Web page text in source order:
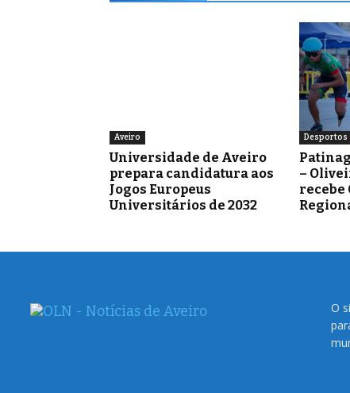
Aveiro
Universidade de Aveiro
prepara candidatura aos
Jogos Europeus
Universitários de 2032
Desportos
–
recebe
O